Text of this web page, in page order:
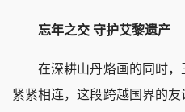
忘年之交 守护艾黎遗产
在深耕山丹烙画的同时，
紧紧相连，这段跨越国界的